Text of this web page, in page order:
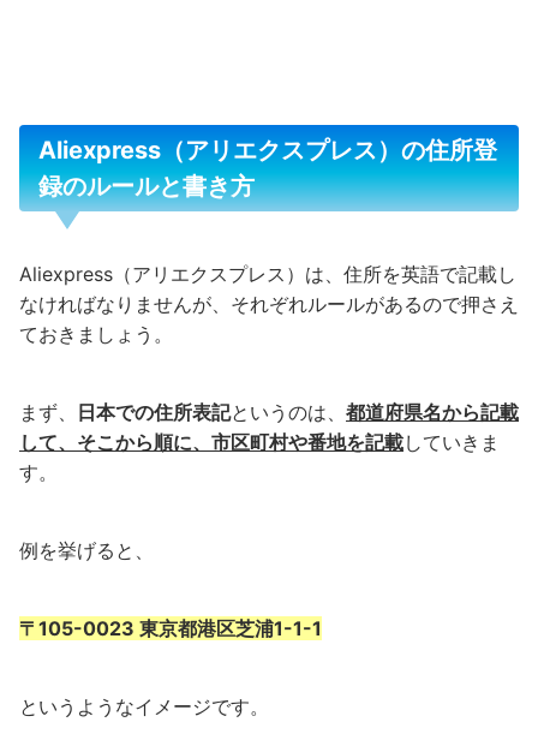
Aliexpress（アリエクスプレス）の住所登
録のルールと書き方
Aliexpress（アリエクスプレス）は、住所を英語で記載し
なければなりませんが、それぞれルールがあるので押さえ
ておきましょう。
まず、 日本での住所表記というのは、 都道府県名から記載
して、そこから順に、市区町村や番地を記載していきま
す。
例を挙げると、
〒105-0023 東京都港区芝浦1-1-1
というようなイメージです。